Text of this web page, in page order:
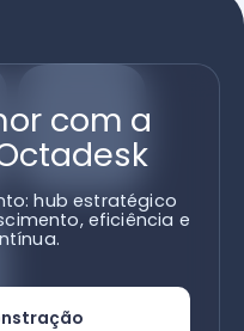
com a
hub estratégico
eficiência e